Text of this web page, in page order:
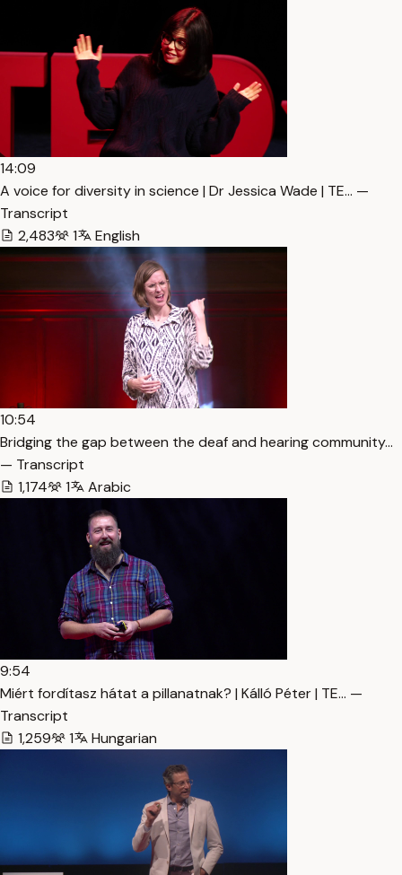
14:09
A voice for diversity in science | Dr Jessica Wade | TE… —
Transcript
2,483
1 English
10:54
Bridging the gap between the deaf and hearing community…
— Transcript
1,174
1 Arabic
9:54
Miért fordítasz hátat a pillanatnak? | Kálló Péter | TE… —
Transcript
1,259
1 Hungarian